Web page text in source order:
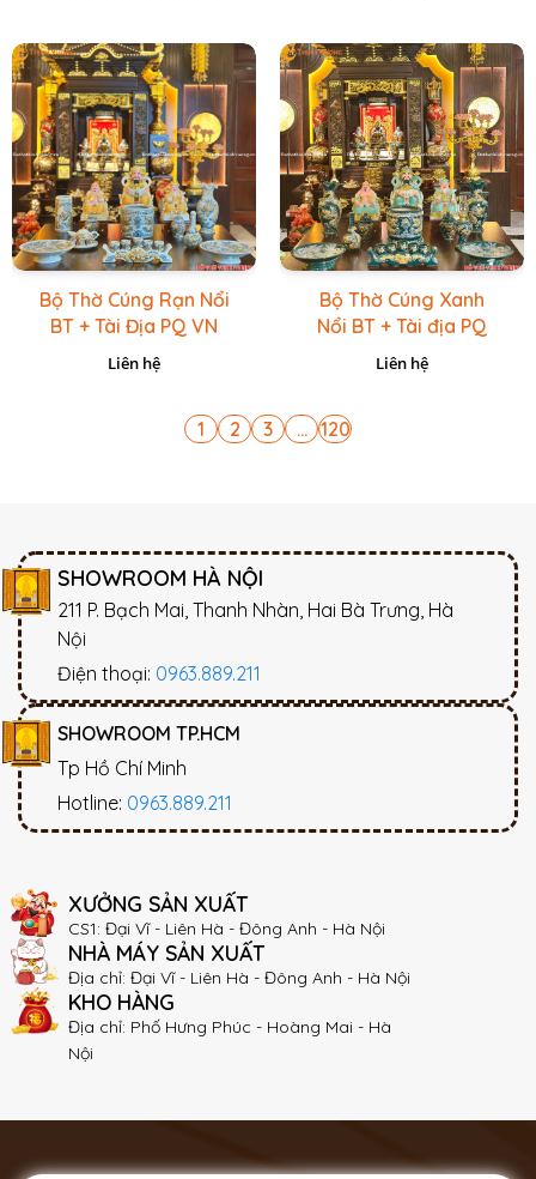
Bộ Thờ Cúng Rạn Nổi
BT + Tài Địa PQ VN
Vàng Caro
Liên hệ
Bộ Thờ Cúng Xanh
Nổi BT + Tài địa PQ
VN Xanh Lục
Liên hệ
1 2 3 ... 120
SHOWROOM HÀ NỘI
211 P. Bạch Mai, Thanh Nhàn, Hai Bà Trưng, Hà
Nội
Điện thoại: 0963.889.211
SHOWROOM TP.HCM
Tp Hồ Chí Minh
Hotline: 0963.889.211
XƯỞNG SẢN XUẤT
CS1: Đại Vĩ - Liên Hà - Đông Anh - Hà Nội
NHÀ MÁY SẢN XUẤT
Địa chỉ: Đại Vĩ - Liên Hà - Đông Anh - Hà Nội
KHO HÀNG
Địa chỉ: Phố Hưng Phúc - Hoàng Mai - Hà
Nội